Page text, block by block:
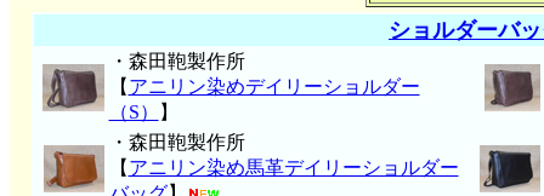
ショルダーバ
・森田鞄製作所
【 アニリン染めデイリーショルダー
（S）
】
・森田鞄製作所
【 アニリン染め馬革デイリーショルダー